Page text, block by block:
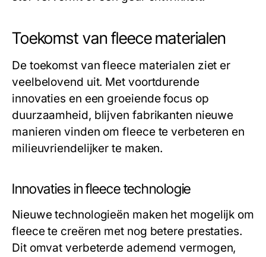
Toekomst van fleece materialen
De toekomst van fleece materialen ziet er
veelbelovend uit. Met voortdurende
innovaties en een groeiende focus op
duurzaamheid, blijven fabrikanten nieuwe
manieren vinden om fleece te verbeteren en
milieuvriendelijker te maken.
Innovaties in fleece technologie
Nieuwe technologieën maken het mogelijk om
fleece te creëren met nog betere prestaties.
Dit omvat verbeterde ademend vermogen,